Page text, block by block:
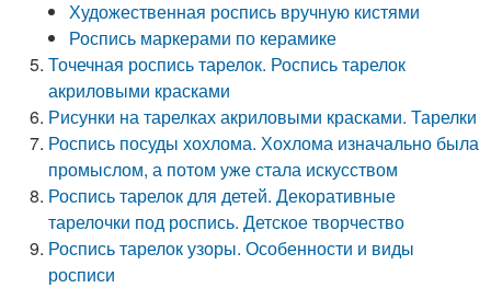
Художественная роспись вручную кистями
Роспись маркерами по керамике
Точечная роспись тарелок. Роспись тарелок
акриловыми красками
Рисунки на тарелках акриловыми красками. Тарелки
Роспись посуды хохлома. Хохлома изначально была
промыслом, а потом уже стала искусством
Роспись тарелок для детей. Декоративные
тарелочки под роспись. Детское творчество
Роспись тарелок узоры. Особенности и виды
росписи